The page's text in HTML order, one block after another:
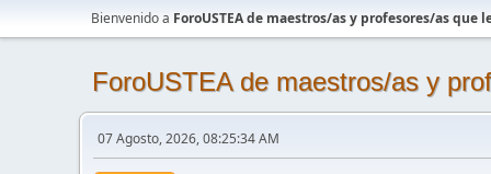
Bienvenido a ForoUSTEA de maestros/as y profesores/as que
ForoUSTEA de maestros/as y
07 Agosto, 2026, 08:25:34 AM